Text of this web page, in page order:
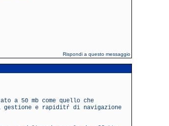
Rispondi a questo messaggio
a 50 mb come quello che
gestione e rapiditŕ di navigazione